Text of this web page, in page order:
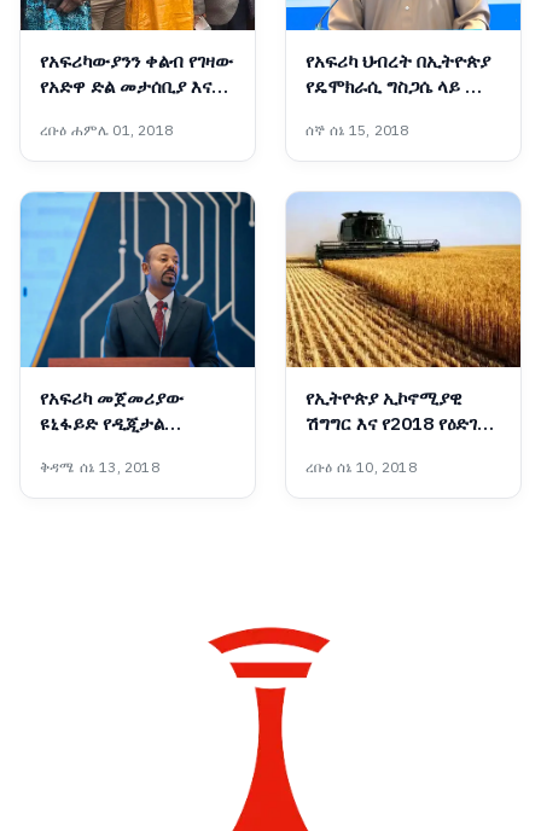
የአፍሪካውያንን ቀልብ የገዛው
የአድዋ ድል መታሰቢያ እና
ሥራዎች
ረቡዕ ሐምሌ 01, 2018
የአፍሪካ ህብረት በኢትዮጵያ
የዴሞክራሲ ግስጋሴ ላይ ሙሉ
ባንኮሌ አዶዬ
ሰኞ ሰኔ 15, 2018
የአፍሪካ መጀመሪያው
ዩኒፋይድ የዲጂታል
‘መሶብ’ ወደ ሞባይል ስልኮች
ተሸጋግሯል፡- ጠቅላይ
ቅዳሜ ሰኔ 13, 2018
የኢትዮጵያ ኢኮኖሚያዊ
ሽግግር እና የ2018 የዕድገት
ረቡዕ ሰኔ 10, 2018